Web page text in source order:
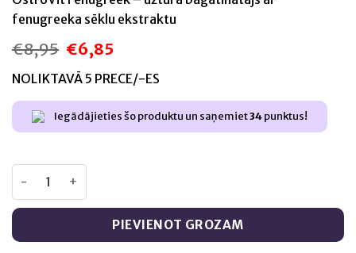
fenugreeka sēklu ekstraktu
€8,95 Original
price
was:
€8,95.
€6,85
is:
€6,85.
NOLIKTAVĀ 5 PRECE/-ES
Iegādājieties šo produktu un saņemiet34punktus!
PIEVIENOT GROZAM